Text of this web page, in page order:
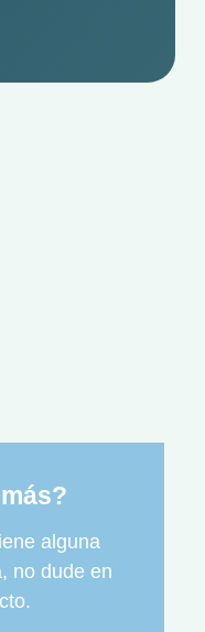
alguna
no dude en